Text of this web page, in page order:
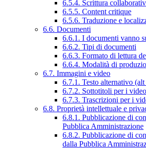
6.5.4. Scrittura
6.5.5. Content critique
6.5.6. Traduzione e
6.6. Documenti
6.6.1. I documenti vanno
6.6.2. Tipi di documenti
6.6.3. Formato di lettura
6.6.4. Modalità di
6.7. Immagini e video
6.7.1. Testo alternativo
6.7.2. Sottotitoli per i video
6.7.3. Trascrizioni per i
6.8. Proprietà intellettuale e
6.8.1. Pubblicazione di
Pubblica Amministrazione
6.8.2. Pubblicazione di
dalla Pubblica